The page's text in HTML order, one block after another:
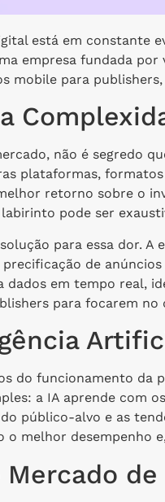
está em constante
empresa fundada
mobile para
não é segredo
plataformas,
retorno sobre o
pode ser
para essa dor.
de
dados em tempo real,
para focarem
do funcionamento da
a IA aprende com
público-alvo e as
o melhor desempenho